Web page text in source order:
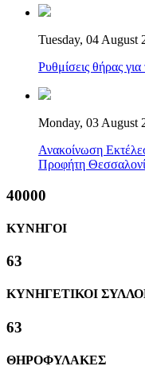
Tuesday, 04 August
Ρυθμίσεις θήρας
Monday, 03 August
Ανακοίνωση
Προφήτη
40000
ΚΥΝΗΓΟΙ
63
ΚΥΝΗΓΕΤΙΚΟΙ
63
ΘΗΡΟΦΥΛΑΚΕΣ